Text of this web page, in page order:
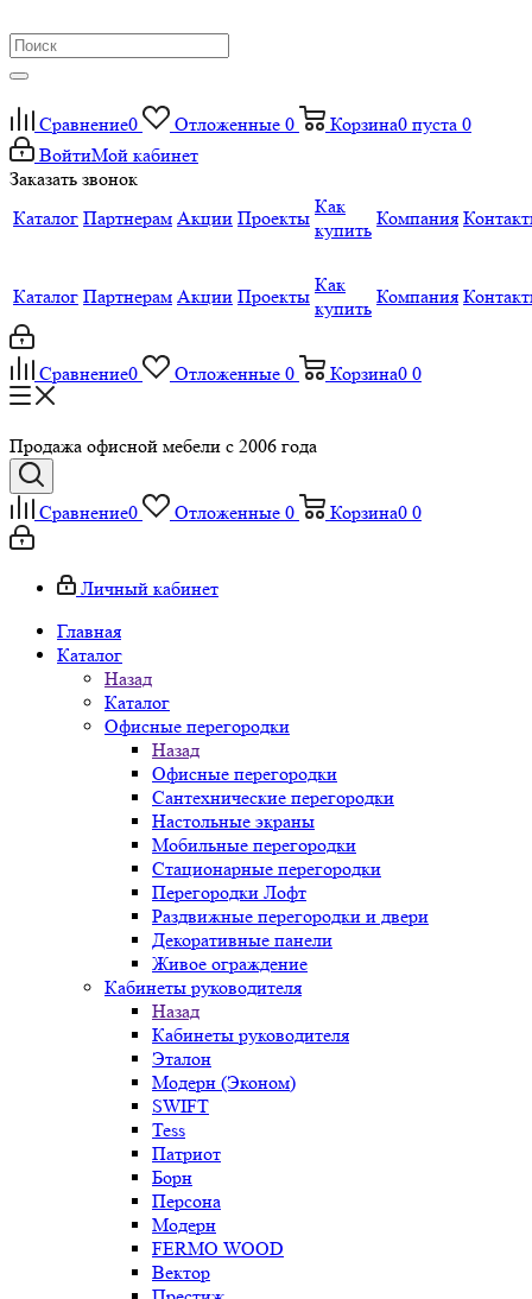
Сравнение0 Отложенные 0 Корзина0 пуста 0
ВойтиМой кабинет
Заказать звонок
Каталог Партнерам Акции Проекты
Как
купить
Компания
Каталог Партнерам Акции Проекты
Как
купить
Компания
Сравнение0 Отложенные 0 Корзина0 0
Продажа офисной мебели с 2006 года
Сравнение0 Отложенные 0 Корзина0 0
Личный кабинет
Главная
Каталог
Назад
Каталог
Офисные перегородки
Назад
Офисные перегородки
Сантехнические перегородки
Настольные экраны
Мобильные перегородки
Стационарные перегородки
Перегородки Лофт
Раздвижные перегородки и двери
Декоративные панели
Живое ограждение
Кабинеты руководителя
Назад
Кабинеты руководителя
Эталон
Модерн (Эконом)
SWIFT
Tess
Патриот
Борн
Персона
Модерн
FERMO WOOD
Вектор